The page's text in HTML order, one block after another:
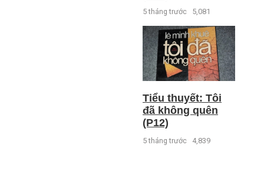
5 tháng trước 5,081
Tiểu thuyết: Tôi
đã không quên
(P12)
5 tháng trước 4,839